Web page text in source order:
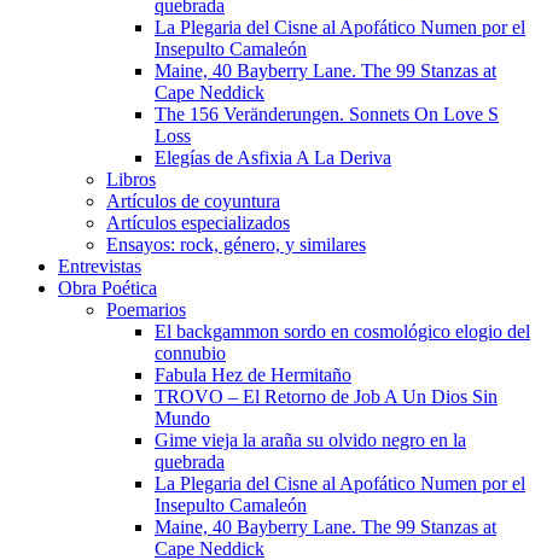
quebrada
La Plegaria del Cisne al Apofático Numen por el
Insepulto Camaleón
Maine, 40 Bayberry Lane. The 99 Stanzas at
Cape Neddick
The 156 Veränderungen. Sonnets On Love S
Loss
Elegías de Asfixia A La Deriva
Libros
Artículos de coyuntura
Artículos especializados
Ensayos: rock, género, y similares
Entrevistas
Obra Poética
Poemarios
El backgammon sordo en cosmológico elogio del
connubio
Fabula Hez de Hermitaño
TROVO – El Retorno de Job A Un Dios Sin
Mundo
Gime vieja la araña su olvido negro en la
quebrada
La Plegaria del Cisne al Apofático Numen por el
Insepulto Camaleón
Maine, 40 Bayberry Lane. The 99 Stanzas at
Cape Neddick